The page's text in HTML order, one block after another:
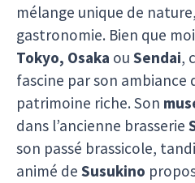
mélange unique de
gastronomie. Bien que
Tokyo, Osaka ou Sendai,
fascine par son ambiance
patrimoine riche. Son
dans l’ancienne brasserie
son passé brassicole,
animé de Susukino